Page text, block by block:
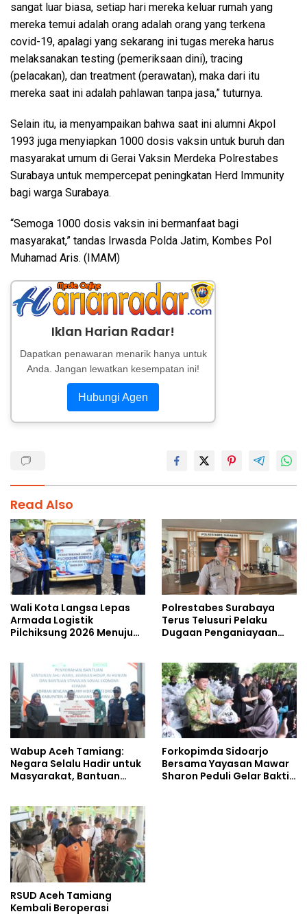
sangat luar biasa, setiap hari mereka keluar rumah yang
mereka temui adalah orang adalah orang yang terkena
covid-19, apalagi yang sekarang ini tugas mereka harus
melaksanakan testing (pemeriksaan dini), tracing
(pelacakan), dan treatment (perawatan), maka dari itu
mereka saat ini adalah pahlawan tanpa jasa,” tuturnya.
Selain itu, ia menyampaikan bahwa saat ini alumni Akpol
1993 juga menyiapkan 1000 dosis vaksin untuk buruh dan
masyarakat umum di Gerai Vaksin Merdeka Polrestabes
Surabaya untuk mempercepat peningkatan Herd Immunity
bagi warga Surabaya.
“Semoga 1000 dosis vaksin ini bermanfaat bagi
masyarakat,” tandas Irwasda Polda Jatim, Kombes Pol
Muhamad Aris. (IMAM)
Iklan Harian Radar!
Dapatkan penawaran menarik hanya untuk
Anda. Jangan lewatkan kesempatan ini!
Hubungi Agen
Read Also
Wali Kota Langsa Lepas
Armada Logistik
Pilchiksung 2026 Menuju
Polrestabes Surabaya
Terus Telusuri Pelaku
Dugaan Penganiayaan
Wabup Aceh Tamiang:
Negara Selalu Hadir untuk
Masyarakat, Bantuan
Forkopimda Sidoarjo
Bersama Yayasan Mawar
Sharon Peduli Gelar Bakti
RSUD Aceh Tamiang
Kembali Beroperasi